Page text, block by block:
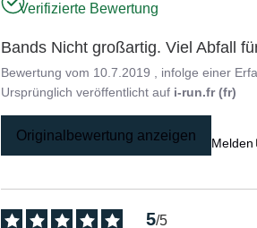
Verifizierte Bewertung
Bands Nicht großartig. Viel Abfall
Bewertung vom 10.7.2019 , infolge einer
Ursprünglich veröffentlicht auf i-run.fr (fr)
Originalbewertung anzeigen Melden
5/5